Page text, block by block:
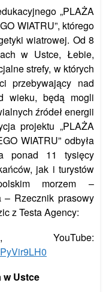
„PLAŻA
WIATRU”, którego
wiatrowej. Od 8
w Ustce, Łebie,
strefy, w których
przebywający nad
wieku, będą mogli
źródeł energii
projektu „PLAŻA
WIATRU” odbyła
ponad 11 tysięcy
jak i turystów
morzem –
– Rzecznik prasowy
z Testa Agency:
w Ustce